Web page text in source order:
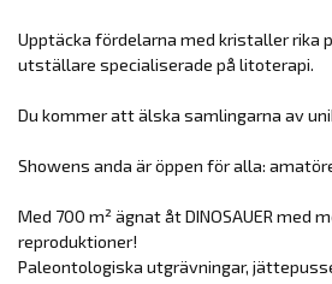
Upptäcka fördelarna med kristaller rika
utställare specialiserade på litoterapi.
Du kommer att älska samlingarna av
Showens anda är öppen för alla:
Med 700 m² ägnat åt DINOSAUER med
reproduktioner!
Paleontologiska utgrävningar,